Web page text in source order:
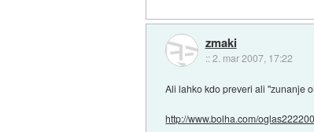
zmaki
::2. mar 2007, 17:22
Ali lahko kdo preveri ali "zunanje
http://www.bolha.com/